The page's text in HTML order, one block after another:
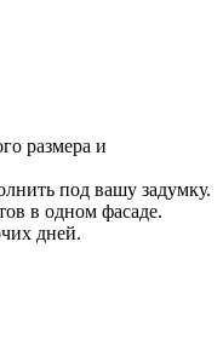
размера и
под вашу задумку.
в одном фасаде.
дней.